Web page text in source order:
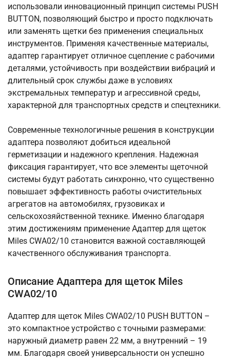
использовали инновационный принцип системы PUSH
BUTTON, позволяющий быстро и просто подключать
или заменять щетки без применения специальных
инструментов. Применяя качественные материалы,
адаптер гарантирует отличное сцепление с рабочими
деталями, устойчивость при воздействии вибраций и
длительный срок службы даже в условиях
экстремальных температур и агрессивной среды,
характерной для транспортных средств и спецтехники.
Современные технологичные решения в конструкции
адаптера позволяют добиться идеальной
герметизации и надежного крепления. Надежная
фиксация гарантирует, что все элементы щеточной
системы будут работать синхронно, что существенно
повышает эффективность работы очистительных
агрегатов на автомобилях, грузовиках и
сельскохозяйственной технике. Именно благодаря
этим достижениям применение Адаптер для щеток
Miles CWA02/10 становится важной составляющей
качественного обслуживания транспорта.
Описание Адаптера для щеток Miles
CWA02/10
Адаптер для щеток Miles CWA02/10 PUSH BUTTON –
это компактное устройство с точными размерами:
наружный диаметр равен 22 мм, а внутренний – 19
мм. Благодаря своей универсальности он успешно